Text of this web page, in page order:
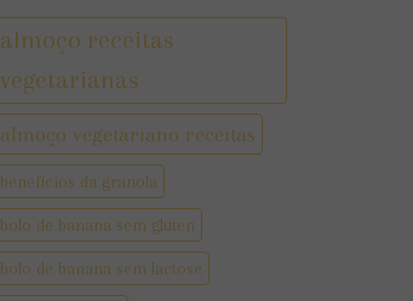
almoço receitas
vegetarianas
almoço vegetariano receitas
benefícios da granola
bolo de banana sem gluten
bolo de banana sem lactose